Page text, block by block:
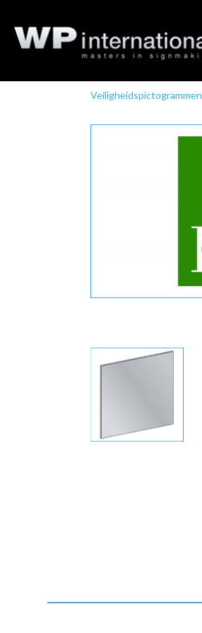
Veiligheidspictogrammen